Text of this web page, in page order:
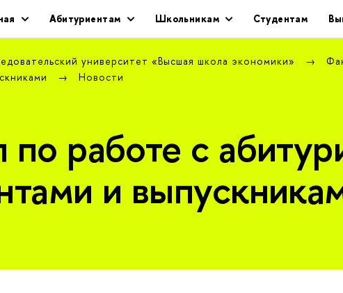
Абитуриентам Школьникам Студентам
университет «Высшая школа экономики»
Новости
работе с
и